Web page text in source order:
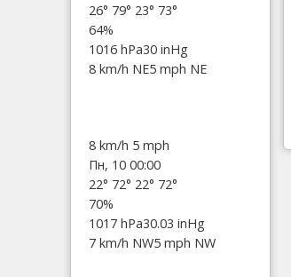
26° 79° 23° 73°
64%
1016 hPa30 inHg
8 km/h NE5 mph NE
8 km/h 5 mph
Пн, 10 00:00
22° 72° 22° 72°
70%
1017 hPa30.03 inHg
7 km/h NW5 mph NW